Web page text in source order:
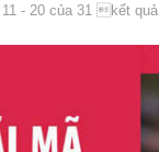
11 - 20 của 31 kết quả